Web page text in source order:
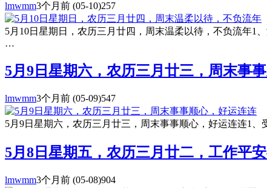
lmwmm3个月前 (05-10)257
5月10日星期日，农历三月廿四，周末温柔以待，不负流年1
…
5月9日星期六，农历三月廿三，周末事
lmwmm3个月前 (05-09)547
5月9日星期六，农历三月廿三，周末事事顺心，好运连连1
5月8日星期五，农历三月廿二，工作平
lmwmm3个月前 (05-08)904